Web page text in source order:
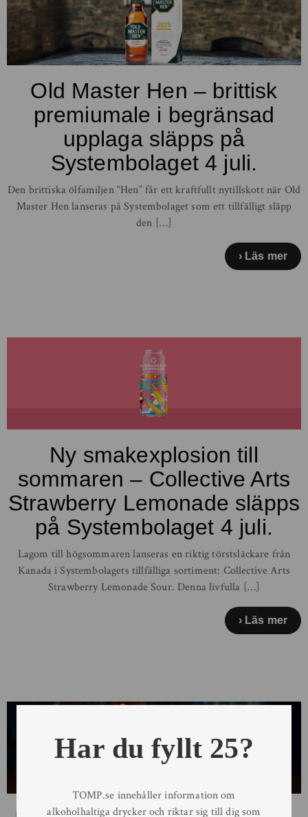
Old Master Hen – brittisk
premiumale i begränsad
upplaga släpps på
Systembolaget 4 juli.
Den brittiska ölfamiljen “Hen” får ett kraftfullt nytillskott när Old
Master Hen lanseras på Systembolaget som ett tillfälligt släpp
den […]
Läs mer
Ny smakexplosion till
sommaren – Collective Arts
Strawberry Lemonade släpps
på Systembolaget 4 juli.
Lagom till högsommaren lanseras en riktig törstsläckare från
Kanada i Systembolagets tillfälliga sortiment: Collective Arts
Strawberry Lemonade Sour. Denna livfulla […]
Läs mer
Har du fyllt 25?
TOMP.se innehåller information om
alkoholhaltiga drycker och riktar sig till dig som